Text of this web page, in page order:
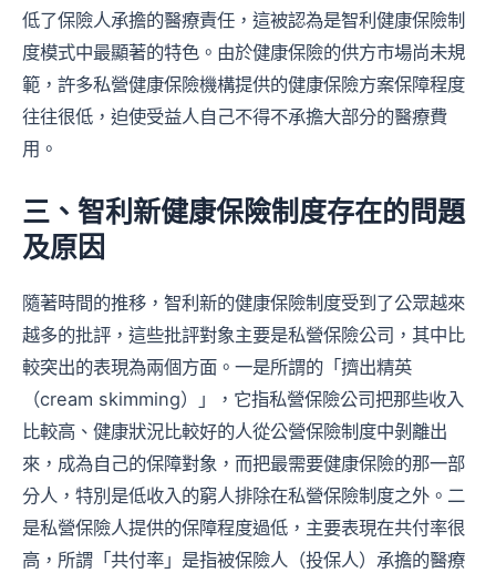
低了保險人承擔的醫療責任，這被認為是智利健康保險制
度模式中最顯著的特色。由於健康保險的供方市場尚未規
範，許多私營健康保險機構提供的健康保險方案保障程度
往往很低，迫使受益人自己不得不承擔大部分的醫療費
用。
三、智利新健康保險制度存在的問題
及原因
隨著時間的推移，智利新的健康保險制度受到了公眾越來
越多的批評，這些批評對象主要是私營保險公司，其中比
較突出的表現為兩個方面。一是所謂的「擠出精英
（cream skimming）」，它指私營保險公司把那些收入
比較高、健康狀況比較好的人從公營保險制度中剝離出
來，成為自己的保障對象，而把最需要健康保險的那一部
分人，特別是低收入的窮人排除在私營保險制度之外。二
是私營保險人提供的保障程度過低，主要表現在共付率很
高，所謂「共付率」是指被保險人（投保人）承擔的醫療